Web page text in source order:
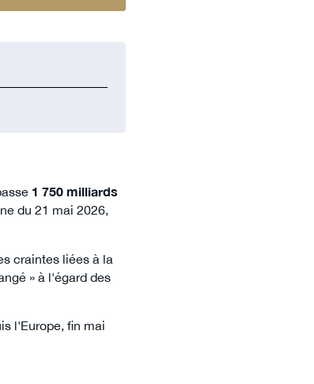
1 750 milliards
du 21 mai 2026,
craintes liées à la
» à l'égard des
l'Europe, fin mai